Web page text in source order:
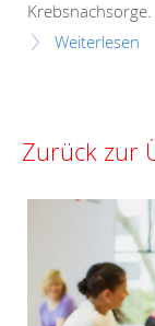
Krebsnachsorge.
Weiterlesen
Zurück zur